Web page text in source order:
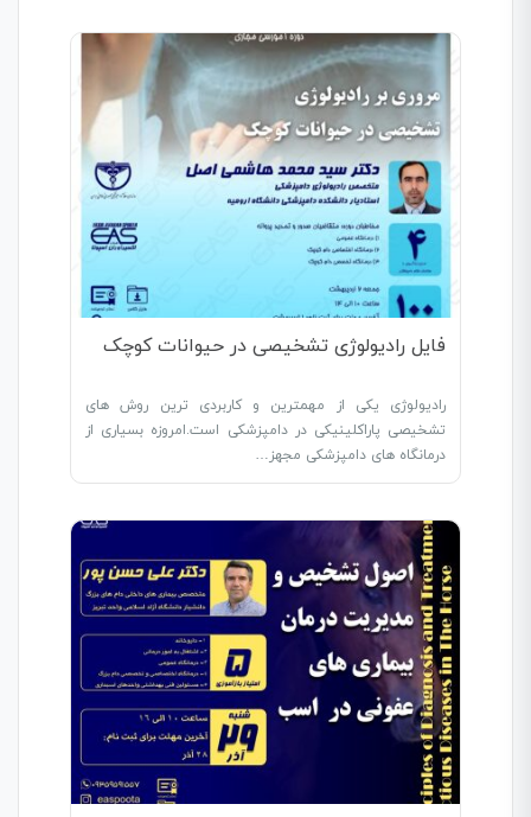
فایل رادیولوژی تشخیصی در حیوانات کوچک
رادیولوژی یکی از مهمترین و کاربردی ترین روش های
تشخیصی پاراکلینیکی در دامپزشکی است.امروزه بسیاری از
درمانگاه های دامپزشکی مجهز…